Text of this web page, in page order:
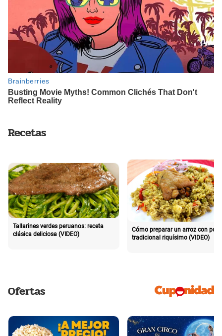
Recetas
Tallarines verdes peruanos: receta
clásica deliciosa (VIDEO)
Cómo preparar un arroz con pollo
tradicional riquísimo (VIDEO)
Ofertas